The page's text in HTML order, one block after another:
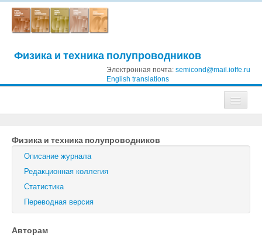
Физика и техника полупроводников
Электронная почта: semicond@mail.ioffe.ru
English translations
Журнал технической физики
Письма в Журнал технической физики
Физика твердого тела
Физика и техника полупроводников
Физика и техника полупроводников
Описание журнала
Редакционная коллегия
Статистика
Переводная версия
Авторам